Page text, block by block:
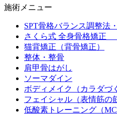
施術メニュー
SPT骨格バランス調整法
さくら式 全身骨格矯正
猫背矯正（背骨矯正）
整体・整骨
肩甲骨はがし
ソーマダイン
ボディメイク（カラダづ
フェイシャル（表情筋の
低酸素トレーニング（